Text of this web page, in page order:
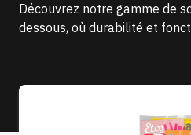
Découvrez notre gamme de
dessous, où durabilité et